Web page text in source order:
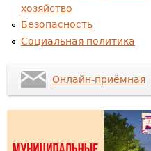
хозяйство
Безопасность
Социальная политика
Онлайн-приёмная